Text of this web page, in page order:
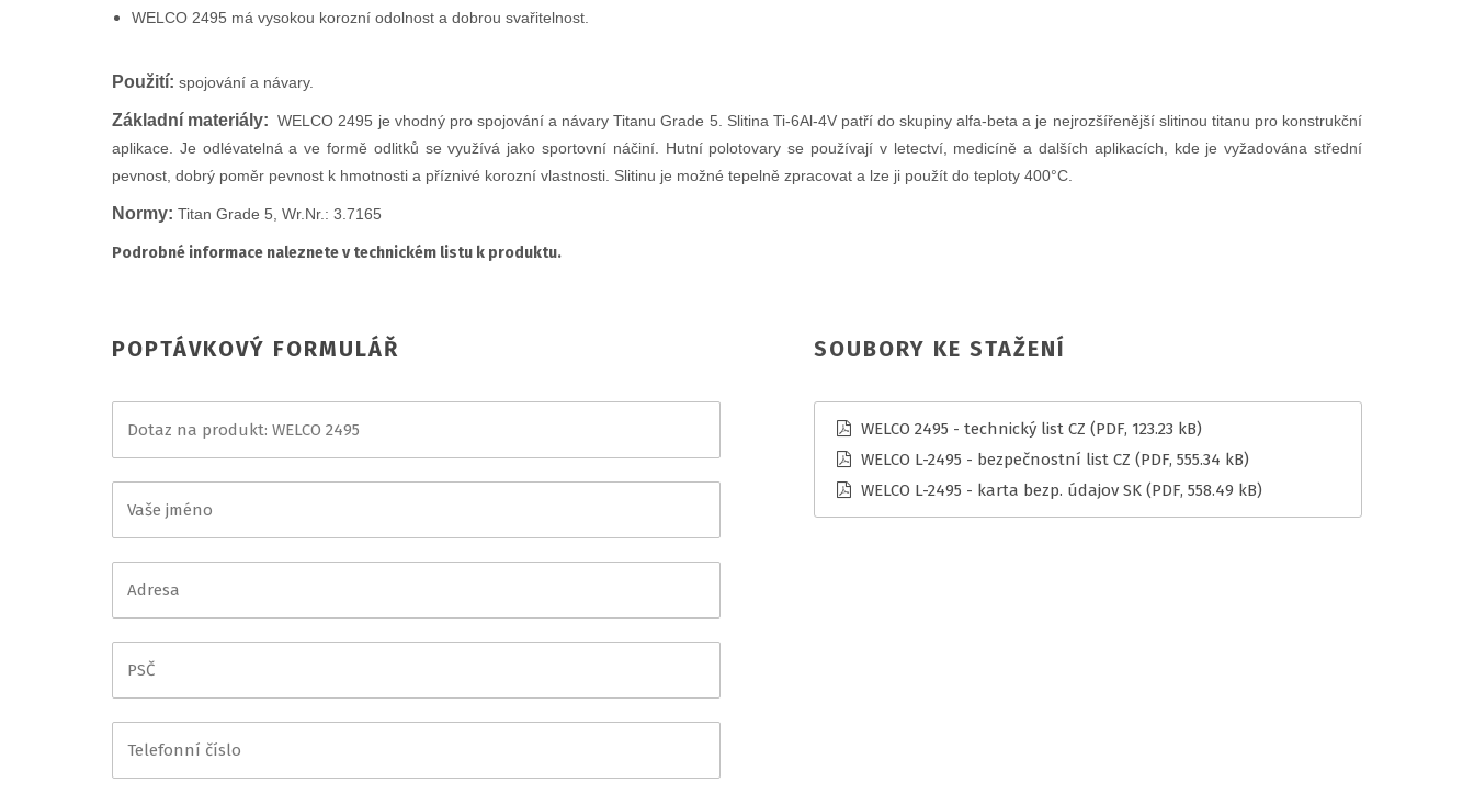
WELCO 2495 má vysokou korozní odolnost a dobrou svařitelnost.
Použití: spojování a návary.
Základní materiály: WELCO 2495 je vhodný pro spojování a návary Titanu Grade 5. Slitina Ti-6Al-4V patří do skupiny alfa-beta a je nejrozšířenější slitinou titanu pro konstrukční
aplikace. Je odlévatelná a ve formě odlitků se využívá jako sportovní náčiní. Hutní polotovary se používají v letectví, medicíně a dalších aplikacích, kde je vyžadována střední
pevnost, dobrý poměr pevnost k hmotnosti a příznivé korozní vlastnosti. Slitinu je možné tepelně zpracovat a lze ji použít do teploty 400°C.
Normy: Titan Grade 5, Wr.Nr.: 3.7165
Podrobné informace naleznete v technickém listu k produktu.
SOUBORY KE STAŽENÍ
WELCO 2495 - technický list CZ (PDF, 123.23 kB)
WELCO L-2495 - bezpečnostní list CZ (PDF, 555.34 kB)
WELCO L-2495 - karta bezp. údajov SK (PDF, 558.49 kB)
POPTÁVKOVÝ FORMULÁŘ